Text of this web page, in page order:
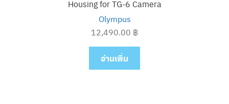
Housing for TG-6 Camera
Olympus
12,490.00 ฿
อ่านเพิ่ม